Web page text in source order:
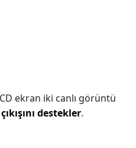
ekran iki canlı görüntü
destekler.